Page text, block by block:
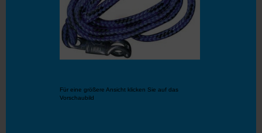
Für eine größere Ansicht klicken Sie auf das
Vorschaubild